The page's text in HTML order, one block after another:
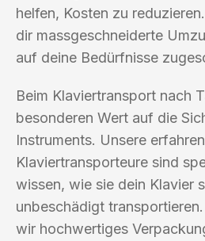
helfen, Kosten zu
dir massgeschneiderte
auf deine Bedürfnisse
Beim Klaviertransport nach
besonderen Wert auf die
Instruments. Unsere
Klaviertransporteure sind
wissen, wie sie dein Klavier
unbeschädigt
wir hochwertiges